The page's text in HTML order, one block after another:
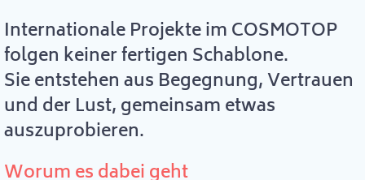
Internationale Projekte im COSMOTOP
folgen keiner fertigen Schablone.
Sie entstehen aus Begegnung, Vertrauen
und der Lust, gemeinsam etwas
auszuprobieren.
Worum es dabei geht